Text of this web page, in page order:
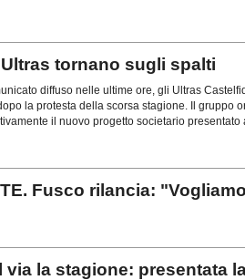
tornano sugli spalti
diffuso nelle ultime ore, gli Ultras
la protesta della scorsa stagione. Il gruppo
il nuovo progetto societario presentato
Fusco rilancia:
via la stagione: presentata